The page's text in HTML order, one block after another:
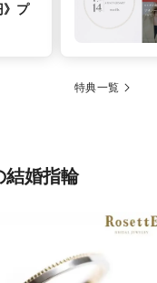
プ
特典一覧
婚指輪